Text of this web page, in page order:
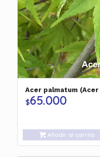
Acer palmatum
$65.000
Añadir al carrito